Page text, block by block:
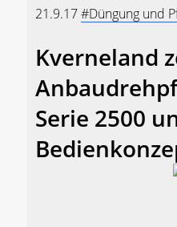
21.9.17#Düngung und
Kverneland
Serie 2500